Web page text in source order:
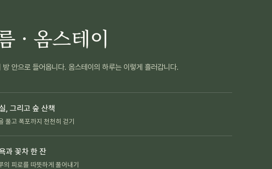
· 옴스테이
방 안으로 들어옵니다. 옴스테이의 하루는 이렇게 흘러갑니다.
, 그리고 숲 산책
풀고 폭포까지 천천히 걷기
과 꽃차 한 잔
의 피로를 따뜻하게 풀어내기